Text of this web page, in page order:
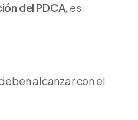
del PDCA, es
alcanzar con el